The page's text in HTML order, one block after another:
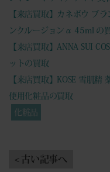
【来店買取】カネボウ ブ
ンクルージョンα 45ml の
【来店買取】ANNA SUI
ットの買取
【来店買取】KOSE 雪肌精
使用化粧品の買取
化粧品
< 古い記事へ